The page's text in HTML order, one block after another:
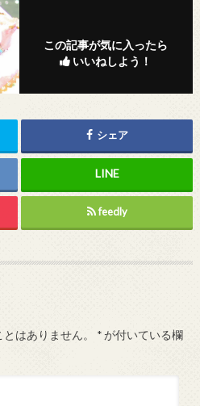
この記事が気に入ったら
いいねしよう！
シェア
feedly
はありません。 *が付いている欄